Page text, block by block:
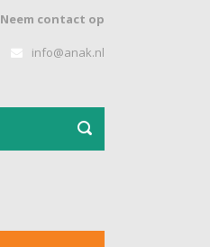
Neem contact op
info@anak.nl